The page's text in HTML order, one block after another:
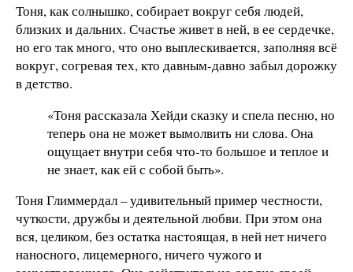
Тоня, как солнышко, собирает вокруг себя людей,
близких и дальних. Счастье живет в ней, в ее сердечке,
но его так много, что оно выплескивается, заполняя всё
вокруг, согревая тех, кто давным-давно забыл дорожку
в детство.
«Тоня рассказала Хейди сказку и спела песню, но
теперь она не может вымолвить ни слова. Она
ощущает внутри себя что-то большое и теплое и
не знает, как ей с собой быть».
Тоня Глиммердал – удивительный пример честности,
чуткости, дружбы и деятельной любви. При этом она
вся, целиком, без остатка настоящая, в ней нет ничего
наносного, лицемерного, ничего чужого и